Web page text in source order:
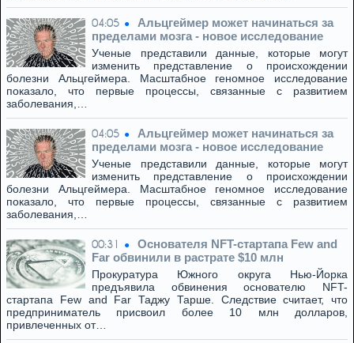
04:05
Альцгеймер может начинаться за
пределами мозга - новое исследование
Ученые представили данные, которые могут
изменить представление о происхождении
болезни Альцгеймера. Масштабное геномное исследование
показало, что первые процессы, связанные с развитием
заболевания,…
04:05
Альцгеймер может начинаться за
пределами мозга - новое исследование
Ученые представили данные, которые могут
изменить представление о происхождении
болезни Альцгеймера. Масштабное геномное исследование
показало, что первые процессы, связанные с развитием
заболевания,…
00:31
Основателя NFT-стартапа Few and
Far обвинили в растрате $10 млн
Прокуратура Южного округа Нью-Йорка
предъявила обвинения основателю NFT-
стартапа Few and Far Таджу Тарше. Следствие считает, что
предприниматель присвоил более 10 млн долларов,
привлеченных от…